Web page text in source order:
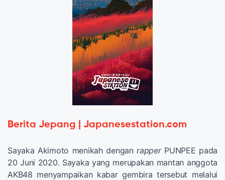
Berita Jepang | Japanesestation.com
Sayaka Akimoto menikah denganrapperPUNPEE pada
20 Juni 2020. Sayaka yang merupakan mantan anggota
AKB48 menyampaikan kabar gembira tersebut melalui